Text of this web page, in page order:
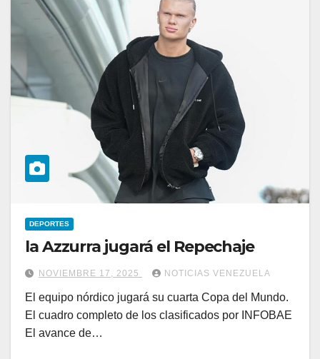
DEPORTES
la Azzurra jugará el Repechaje
NOVIEMBRE 17, 2025 NOTICIAS VENEZUELA
El equipo nórdico jugará su cuarta Copa del Mundo.
El cuadro completo de los clasificados por INFOBAE
El avance de…